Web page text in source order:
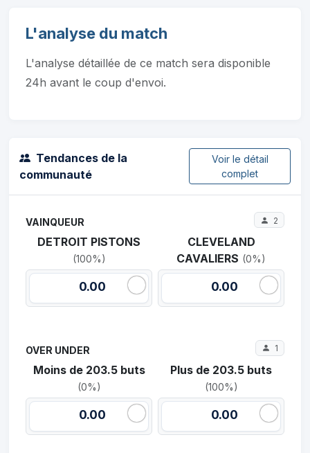
L'analyse du match
L'analyse détaillée de ce match sera disponible
24h avant le coup d'envoi.
Tendances de la
communauté
Voir le détail
complet
VAINQUEUR 2
DETROIT PISTONS
(100%)
0.00
CLEVELAND
CAVALIERS (0%)
0.00
OVER UNDER 1
Moins de 203.5 buts
(0%)
0.00
Plus de 203.5 buts
(100%)
0.00